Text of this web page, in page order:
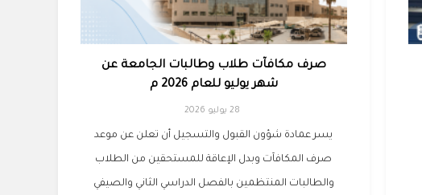
صرف مكافآت طلاب وطالبات الجامعة عن
شهر يوليو للعام 2026 م
28 يوليو 2026
يسر عمادة شؤون القبول والتسجيل أن تعلن عن موعد
صرف المكافآت وبدل الإعاقة للمستحقين من الطلاب
والطالبات المنتظمين بالفصل الدراسي الثاني والصيفي